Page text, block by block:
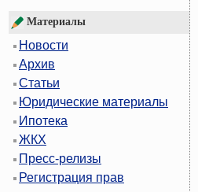
Материалы
Новости
Архив
Статьи
Юридические материалы
Ипотека
ЖКХ
Пресс-релизы
Регистрация прав